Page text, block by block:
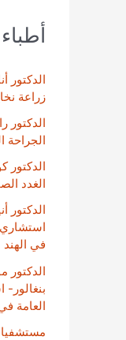
الدكتور
زراعة
الدكتور
الجراحة
الدكتور
الغدد
الدكتور
استشاري
في الهند
الدكتور
العامة